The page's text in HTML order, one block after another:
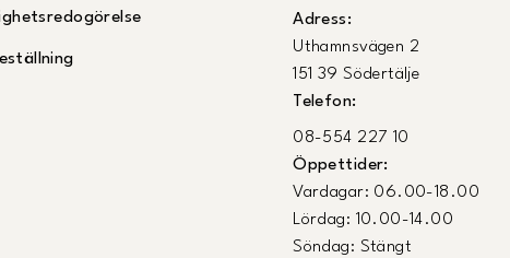
Adress:
Uthamnsvägen 2
151 39 Södertälje
Telefon:
08-554 227 10
Öppettider:
Vardagar: 06.00-18.00
Lördag: 10.00-14.00
Söndag: Stängt